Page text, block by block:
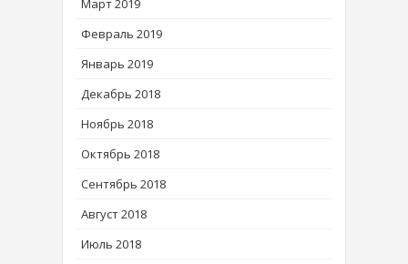
Март 2019
Февраль 2019
Январь 2019
Декабрь 2018
Ноябрь 2018
Октябрь 2018
Сентябрь 2018
Август 2018
Июль 2018